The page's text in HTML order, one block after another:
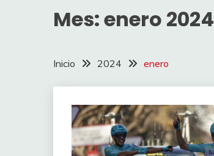
Mes:enero 2024
Inicio 2024 enero